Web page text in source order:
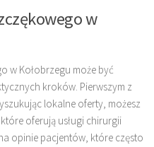
w
w Kołobrzegu może być
kroków. Pierwszym z
lokalne oferty, możesz
oferują usługi chirurgii
opinie pacjentów, które często